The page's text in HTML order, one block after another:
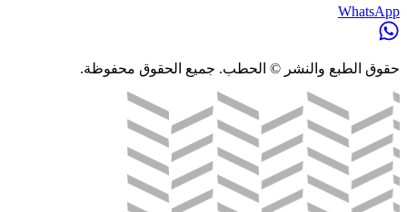
WhatsApp
حقوق الطبع والنشر © الحطب. جميع الحقوق محفوظة.